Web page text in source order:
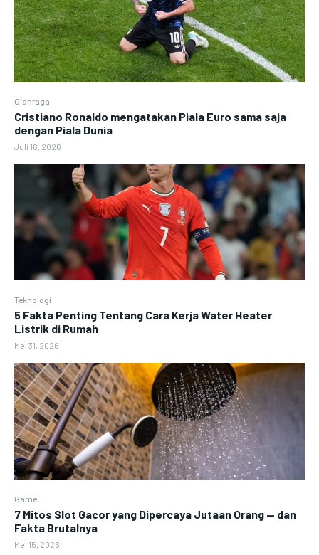
Olahraga
Cristiano Ronaldo mengatakan Piala Euro sama saja
dengan Piala Dunia
Juli 16, 2026
Teknologi
5 Fakta Penting Tentang Cara Kerja Water Heater
Listrik di Rumah
Mei 31, 2026
Game
7 Mitos Slot Gacor yang Dipercaya Jutaan Orang — dan
Fakta Brutalnya
Mei 15, 2026